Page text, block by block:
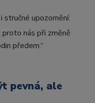
stručné upozornění:
proto nás při změně
předem.“
pevná, ale